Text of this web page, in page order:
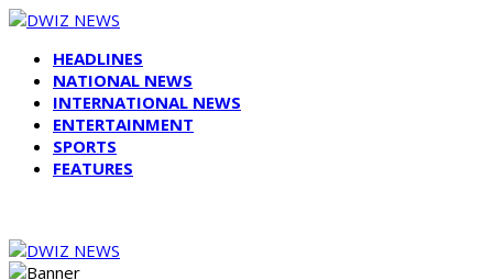
HEADLINES
NATIONAL NEWS
INTERNATIONAL NEWS
ENTERTAINMENT
SPORTS
FEATURES